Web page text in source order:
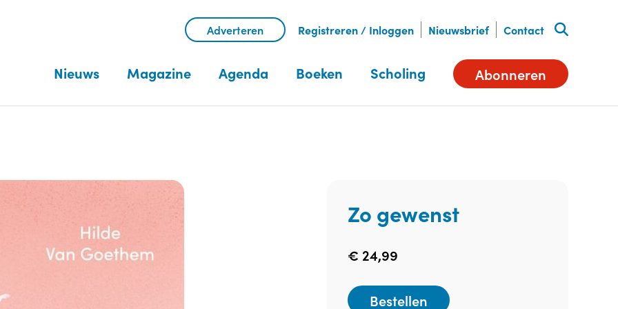
Adverteren Registreren / Inloggen Nieuwsbrief Contact
Nieuws Magazine Agenda Boeken Scholing Abonneren
Zo gewenst
€ 24,99
Bestellen